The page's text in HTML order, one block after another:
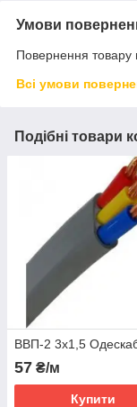
Умови
Повернення товару
Всі умови
Подібні товари
ВВП-2 3х1,5
57 ₴/м
Купити